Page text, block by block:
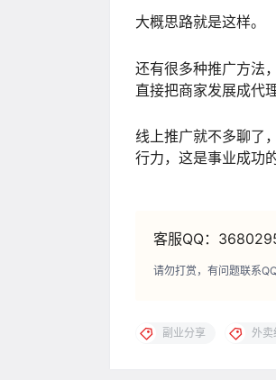
大概思路就是这样。
还有很多种推广方法
直接把商家发展成代
线上推广就不多聊了
行力，这是事业成功
客服QQ：
请勿打赏，有问题联系
副业分享 外卖